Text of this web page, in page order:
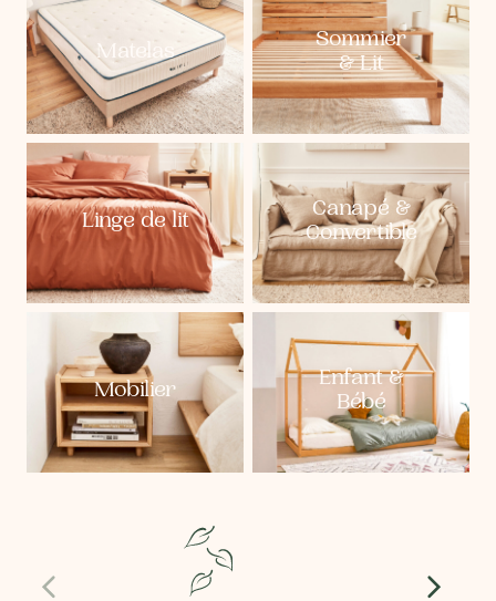
Matelas
Sommier
& Lit
Linge de lit
Canapé &
Convertible
Mobilier
Enfant &
Bébé